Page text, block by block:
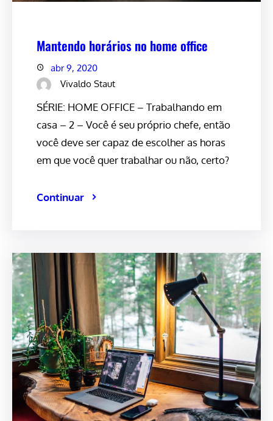
Mantendo horários no home office
abr 9, 2020
Vivaldo Staut
SÉRIE: HOME OFFICE – Trabalhando em
casa – 2 – Você é seu próprio chefe, então
você deve ser capaz de escolher as horas
em que você quer trabalhar ou não, certo?
Continuar